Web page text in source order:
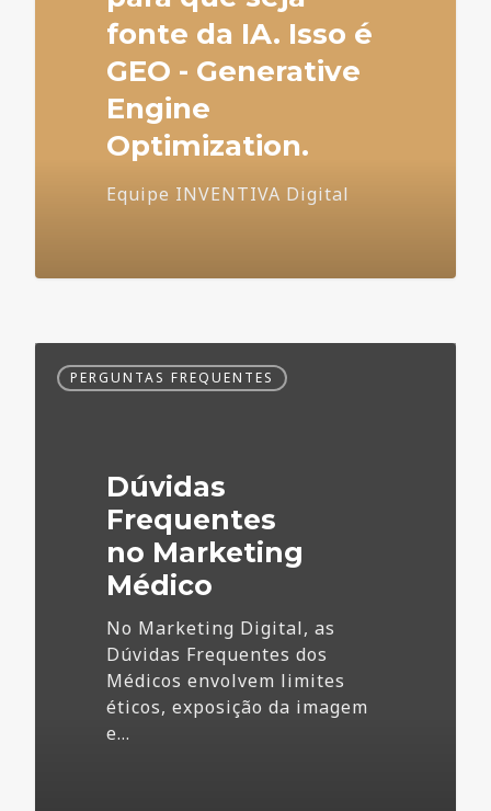
fonte da IA. Isso é
GEO - Generative
Engine
Optimization.
Equipe INVENTIVA Digital
Frequentes
PERGUNTAS FREQUENTES
Dúvidas
Frequentes
no Marketing
Médico
No Marketing Digital, as
Dúvidas Frequentes dos
Médicos envolvem limites
éticos, exposição da imagem
e…